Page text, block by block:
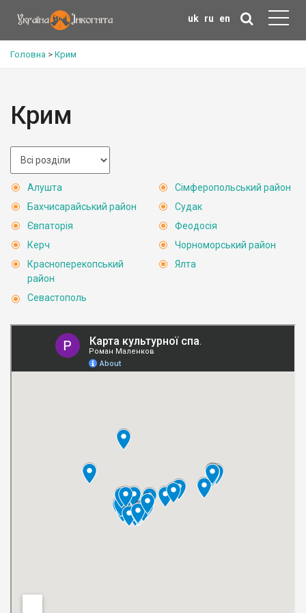
uk ru en
Головна > Крим
Крим
Алушта
Бахчисарайський район
Євпаторія
Керч
Красноперекопський
район
Севастополь
Сімферопольський район
Судак
Феодосія
Чорноморський район
Ялта